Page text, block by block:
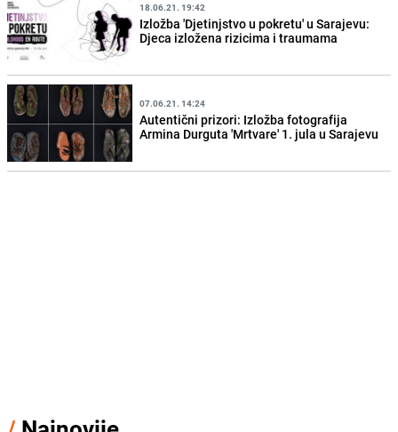
18.06.21. 19:42
Izložba 'Djetinjstvo u pokretu' u Sarajevu:
Djeca izložena rizicima i traumama
07.06.21. 14:24
Autentični prizori: Izložba fotografija
Armina Durguta 'Mrtvare' 1. jula u Sarajevu